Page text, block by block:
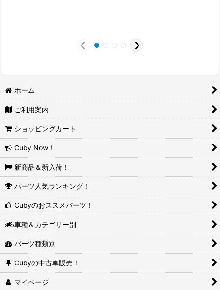
ホーム
ご利用案内
ショッピングカート
Cuby Now！
新商品＆新入荷！
パーツ人気ランキング！
Cubyのおススメパーツ！
車種＆カテゴリー別
パーツ種類別
Cubyの中古車販売！
マイページ